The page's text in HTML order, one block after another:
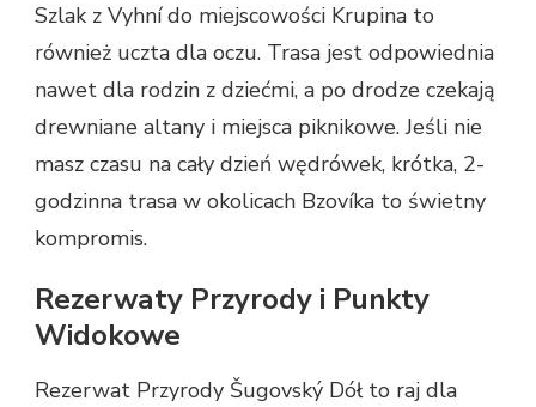
Szlak z Vyhní do miejscowości Krupina to
również uczta dla oczu. Trasa jest odpowiednia
nawet dla rodzin z dziećmi, a po drodze czekają
drewniane altany i miejsca piknikowe. Jeśli nie
masz czasu na cały dzień wędrówek, krótka, 2-
godzinna trasa w okolicach Bzovíka to świetny
kompromis.
Rezerwaty Przyrody i Punkty
Widokowe
Rezerwat Przyrody Šugovský Dół to raj dla